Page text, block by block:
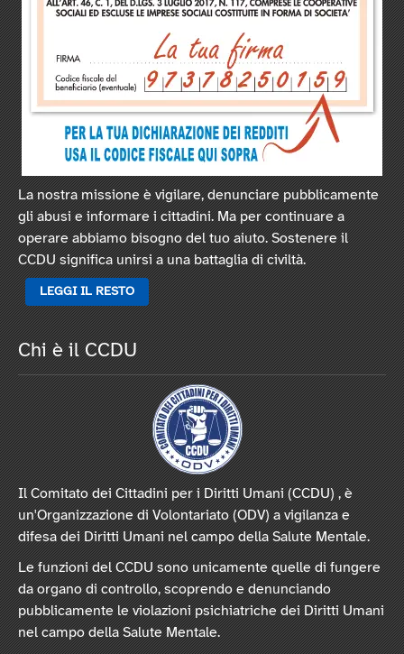
La nostra missione è vigilare, denunciare pubblicamente
gli abusi e informare i cittadini. Ma per continuare a
operare abbiamo bisogno del tuo aiuto. Sostenere il
CCDU significa unirsi a una battaglia di civiltà.
LEGGI IL RESTO
Chi è il CCDU
Il Comitato dei Cittadini per i Diritti Umani (CCDU) , è
un'Organizzazione di Volontariato (ODV) a vigilanza e
difesa dei Diritti Umani nel campo della Salute Mentale.
Le funzioni del CCDU sono unicamente quelle di fungere
da organo di controllo, scoprendo e denunciando
pubblicamente le violazioni psichiatriche dei Diritti Umani
nel campo della Salute Mentale.